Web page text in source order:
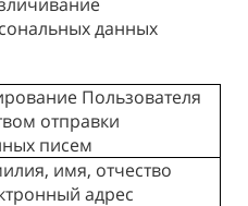
данных
Пользователя
отправки
писем
имя, отчество
адрес